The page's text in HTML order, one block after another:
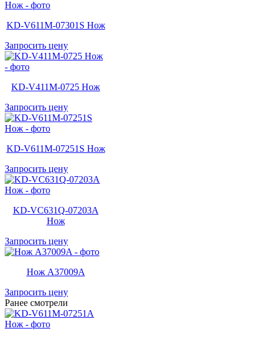
KD-V611M-07301S Нож
Запросить цену
KD-V411M-0725 Нож
Запросить цену
KD-V611M-07251S Нож
Запросить цену
KD-VC631Q-07203A
Нож
Запросить цену
Нож A37009A
Запросить цену
Ранее смотрели